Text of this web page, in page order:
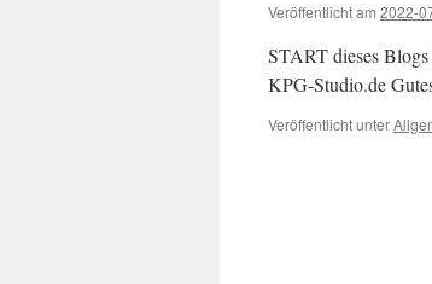
Veröffentlicht am 2022-
START dieses
KPG-Studio.de
Veröffentlicht unter